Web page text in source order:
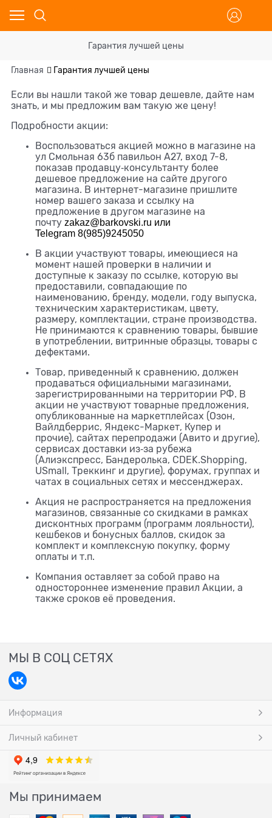
Гарантия лучшей цены
Главная Гарантия лучшей цены
Если вы нашли такой же товар дешевле, дайте нам
знать, и мы предложим вам такую же цену!
Подробности акции:
Воспользоваться акцией можно в магазине на
ул Смольная 63б павильон А27, вход 7-8,
показав продавцу‑консультанту более
дешевое предложение на сайте другого
магазина. В интернет-магазине пришлите
номер вашего заказа и ссылку на
предложение в другом магазине на
почту zakaz@barkovski.ru или
Telegram 8(985)9245050
В акции участвуют товары, имеющиеся на
момент нашей проверки в наличии и
доступные к заказу по ссылке, которую вы
предоставили, совпадающие по
наименованию, бренду, модели, году выпуска,
техническим характеристикам, цвету,
размеру, комплектации, стране производства.
Не принимаются к сравнению товары, бывшие
в употреблении, витринные образцы, товары с
дефектами.
Товар, приведенный к сравнению, должен
продаваться официальными магазинами,
зарегистрированными на территории РФ. В
акции не участвуют товарные предложения,
опубликованные на маркетплейсах (Озон,
Вайлдберрис, Яндекс-Маркет, Купер и
прочие), сайтах перепродажи (Авито и другие),
сервисах доставки из‑за рубежа
(Алиэкспресс, Бандеролька, CDEK.Shopping,
USmall, Треккинг и другие), форумах, группах и
чатах в социальных сетях и мессенджерах.
Акция не распространяется на предложения
магазинов, связанные со скидками в рамках
дисконтных программ (программ лояльности),
кешбеков и бонусных баллов, скидок за
комплект и комплексную покупку, форму
оплаты и т.п.
Компания оставляет за собой право на
одностороннее изменение правил Акции, а
также сроков её проведения.
МЫ В СОЦ СЕТЯХ
Информация
Личный кабинет
Мы принимаем